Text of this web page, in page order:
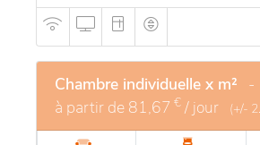
Chambre individuelle x m² -
à partir de 81,67 € / jour (+/-